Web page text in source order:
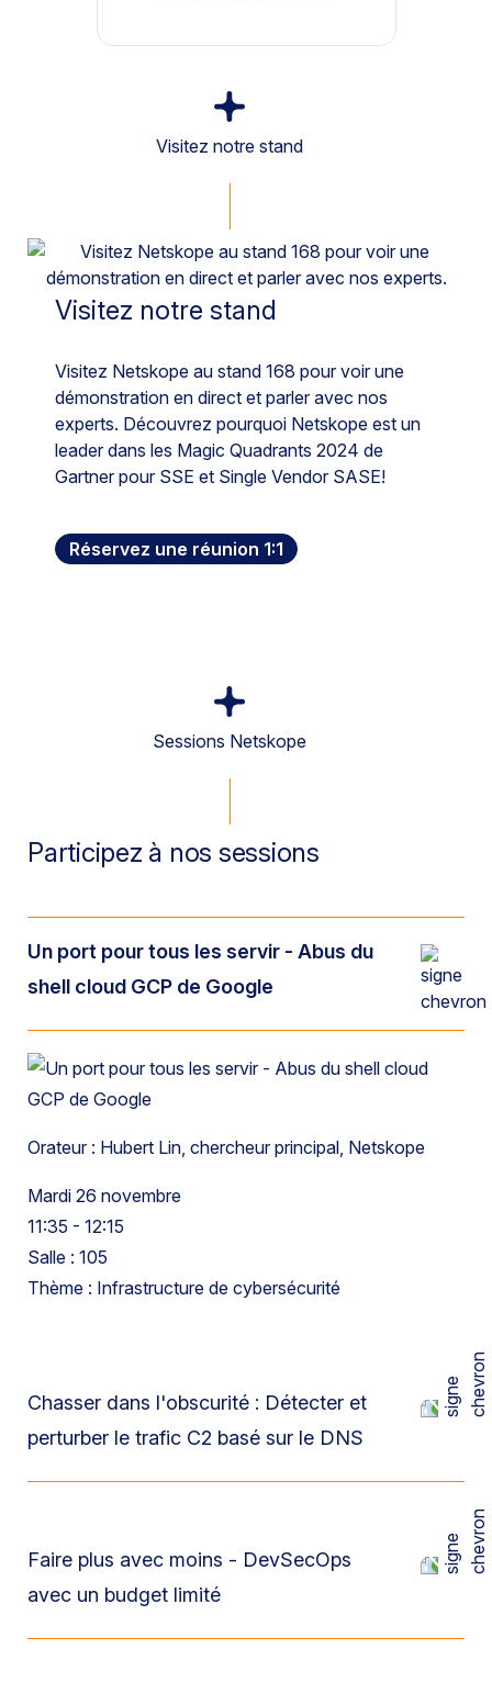
Visitez notre stand
Visitez notre stand
Visitez Netskope au stand 168 pour voir une
démonstration en direct et parler avec nos
experts. Découvrez pourquoi Netskope est un
leader dans les Magic Quadrants 2024 de
Gartner pour SSE et Single Vendor SASE!
Réservez une réunion 1:1
Sessions Netskope
Participez à nos sessions
Un port pour tous les servir - Abus du
shell cloud GCP de Google
Orateur : Hubert Lin, chercheur principal, Netskope
Mardi 26 novembre
11:35 - 12:15
Salle : 105
Thème : Infrastructure de cybersécurité
Chasser dans l'obscurité : Détecter et
perturber le trafic C2 basé sur le DNS
Faire plus avec moins - DevSecOps
avec un budget limité